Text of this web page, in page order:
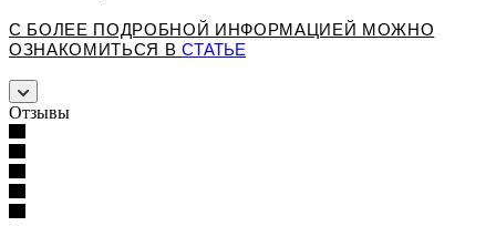
С БОЛЕЕ ПОДРОБНОЙ ИНФОРМАЦИЕЙ МОЖНО
ОЗНАКОМИТЬСЯ В СТАТЬЕ
Отзывы